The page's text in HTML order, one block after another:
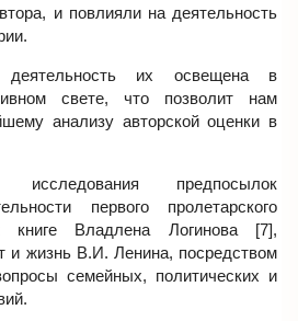
и повлияли на деятельность
их освещена в
свете, что позволит нам
анализу авторской оценки в
предпосылок
первого пролетарского
Владлена Логинова [7],
и жизнь В.И. Ленина, посредством
семейных, политических и